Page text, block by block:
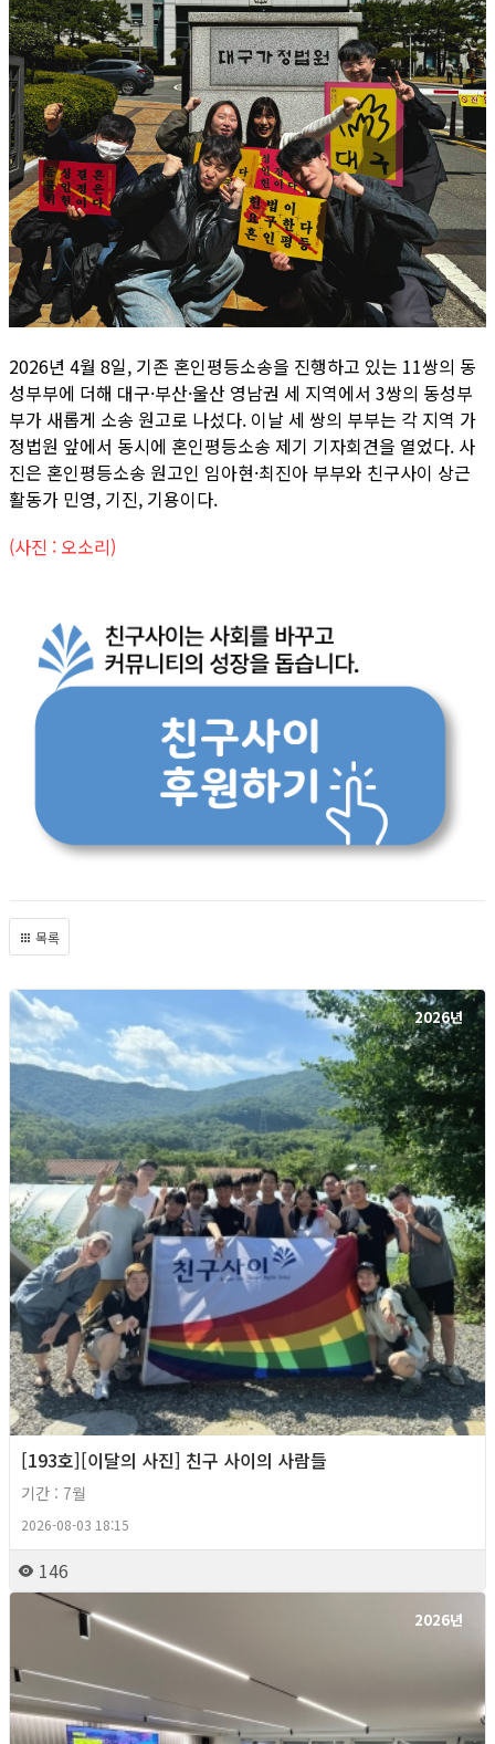
2026년 4월 8일, 기존 혼인평등소송을 진행하고 있는 11쌍의 동
성부부에 더해 대구·부산·울산 영남권 세 지역에서 3쌍의 동성부
부가 새롭게 소송 원고로 나섰다. 이날 세 쌍의 부부는 각 지역 가
정법원 앞에서 동시에 혼인평등소송 제기 기자회견을 열었다. 사
진은 혼인평등소송 원고인 임아현·최진아 부부와 친구사이 상근
활동가 민영, 기진, 기용이다.
(사진 : 오소리)
목록
2026년
[193호][이달의 사진] 친구 사이의 사람들
기간 : 7월
2026-08-03 18:15
146
2026년